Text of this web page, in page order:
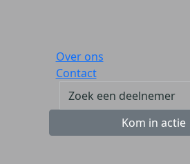
Over ons
Contact
Kom in actie